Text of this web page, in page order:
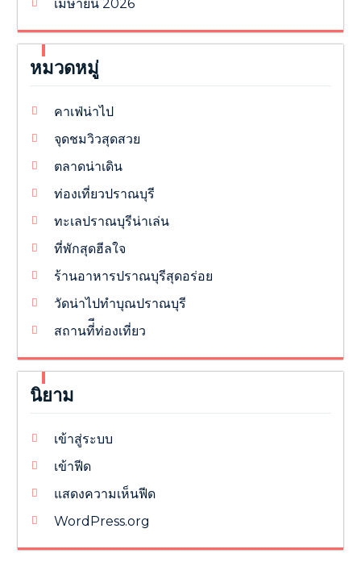
เมษายน 2026
หมวดหมู่
คาเฟ่น่าไป
จุดชมวิวสุดสวย
ตลาดน่าเดิน
ท่องเที่ยวปราณบุรี
ทะเลปราณบุรีน่าเล่น
ที่พักสุดฮีลใจ
ร้านอาหารปราณบุรีสุดอร่อย
วัดน่าไปทำบุณปราณบุรี
สถานที่ีท่องเที่ยว
นิยาม
เข้าสู่ระบบ
เข้าฟีด
แสดงความเห็นฟีด
WordPress.org